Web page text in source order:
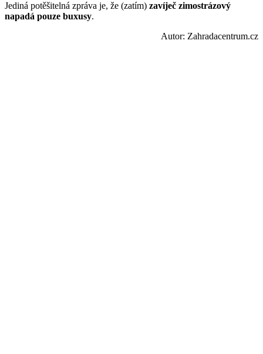
Jediná potěšitelná zpráva je, že (zatím) zavíječ zimostrázový
napadá pouze buxusy.
Autor: Zahradacentrum.cz